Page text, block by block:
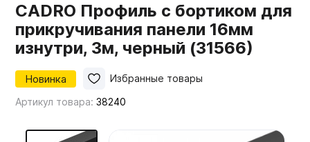
Столешницы
Мой ЭГГЕР
Фасады
CADRO Профиль с бортиком для
прикручивания панели 16мм
изнутри, 3м, черный (31566)
Новинка
Артикул товара:38240
Избранные товары